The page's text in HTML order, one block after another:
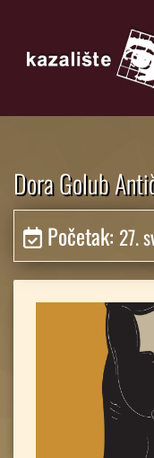
Dora Golub
Početak: 27.